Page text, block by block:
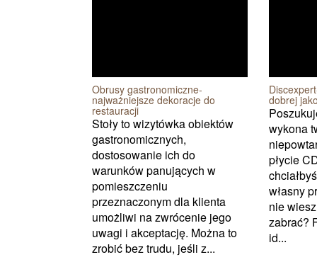
Obrusy gastronomiczne-
najważniejsze dekoracje do
restauracji
Stoły to wizytówka obiektów
gastronomicznych,
dostosowanie ich do
warunków panujących w
pomieszczeniu
przeznaczonym dla klienta
umożliwi na zwrócenie jego
uwagi i akceptację. Można to
zrobić bez trudu, jeśli z...
dobrej
wykona
płycie
własny
nie
zabrać?
id...